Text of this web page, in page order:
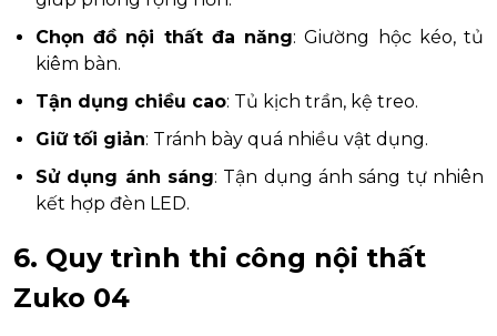
Chọn đồ nội thất đa năng: Giường hộc kéo, tủ
kiêm bàn.
Tận dụng chiều cao: Tủ kịch trần, kệ treo.
Giữ tối giản: Tránh bày quá nhiều vật dụng.
Sử dụng ánh sáng: Tận dụng ánh sáng tự nhiên
kết hợp đèn LED.
6. Quy trình thi công nội thất
Zuko 04